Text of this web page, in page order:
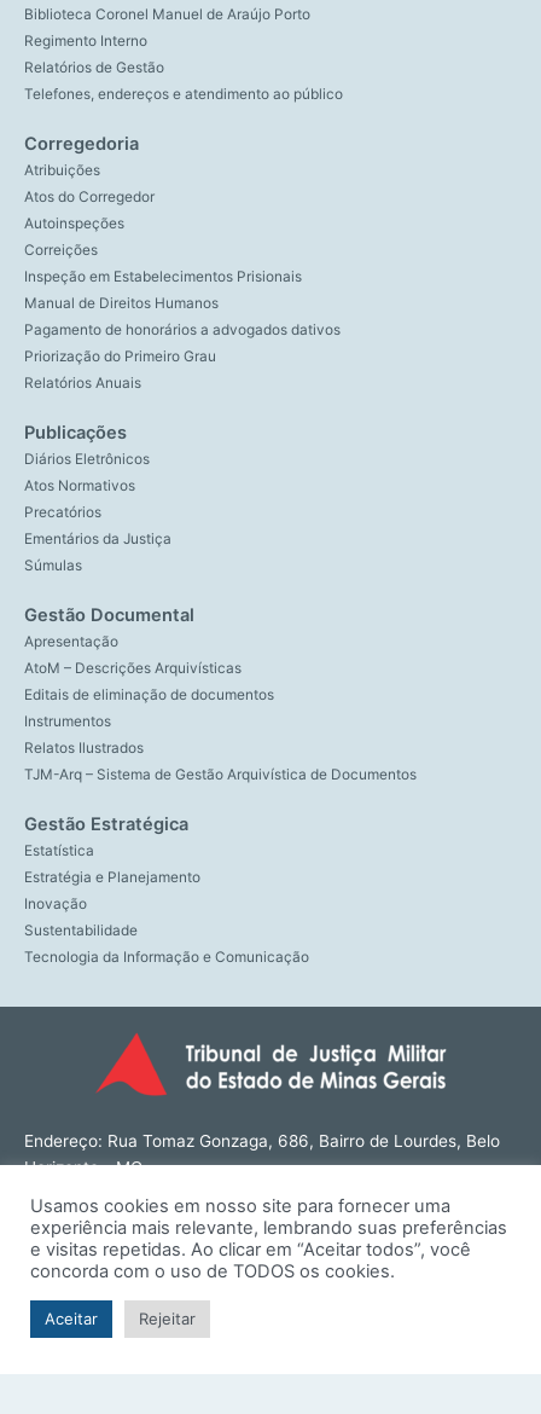
Biblioteca Coronel Manuel de Araújo Porto
Regimento Interno
Relatórios de Gestão
Telefones, endereços e atendimento ao público
Corregedoria
Atribuições
Atos do Corregedor
Autoinspeções
Correições
Inspeção em Estabelecimentos Prisionais
Manual de Direitos Humanos
Pagamento de honorários a advogados dativos
Priorização do Primeiro Grau
Relatórios Anuais
Publicações
Diários Eletrônicos
Atos Normativos
Precatórios
Ementários da Justiça
Súmulas
Gestão Documental
Apresentação
AtoM – Descrições Arquivísticas
Editais de eliminação de documentos
Instrumentos
Relatos Ilustrados
TJM-Arq – Sistema de Gestão Arquivística de Documentos
Gestão Estratégica
Estatística
Estratégia e Planejamento
Inovação
Sustentabilidade
Tecnologia da Informação e Comunicação
Endereço: Rua Tomaz Gonzaga, 686, Bairro de Lourdes, Belo
Horizonte - MG
Tel: (31) 3274-1566
Contato: ouvidoria@tjmmg.jus.br
Funcionamento: Segunda a Sexta, das 8h às 18h
Usamos cookies em nosso site para fornecer uma
experiência mais relevante, lembrando suas preferências
e visitas repetidas. Ao clicar em “Aceitar todos”, você
concorda com o uso de TODOS os cookies.
Aceitar Rejeitar